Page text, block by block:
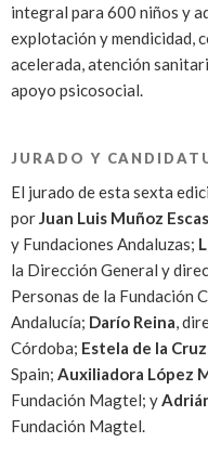
integral para 600 niños y
explotación y mendicidad,
acelerada, atención
apoyo psicosocial.
JURADO Y
El jurado de esta sexta
por Juan Luis Muñoz
y Fundaciones Andaluzas;
la Dirección General y
Personas de la Fundación
Andalucía; Darío Reina ,
Córdoba; Estela de la Cruz
Spain; Auxiliadora López
Fundación Magtel; y
Fundación Magtel.